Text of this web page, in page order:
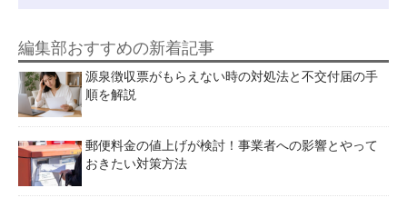
編集部おすすめの新着記事
源泉徴収票がもらえない時の対処法と不交付届の手
順を解説
郵便料金の値上げが検討！事業者への影響とやって
おきたい対策方法